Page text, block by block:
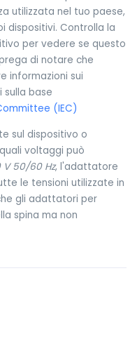
utilizzata nel tuo paese,
dispositivi. Controlla la
per vedere se questo
di notare che
informazioni sui
base
(IEC)
sul dispositivo o
voltaggi può
V 50/60 Hz, l'adattatore
le tensioni utilizzate in
gli adattatori per
spina ma non